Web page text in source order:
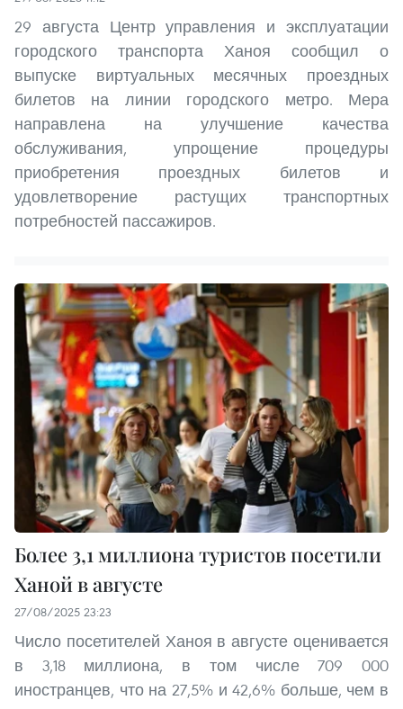
29 августа Центр управления и эксплуатации
городского транспорта Ханоя сообщил о
выпуске виртуальных месячных проездных
билетов на линии городского метро. Мера
направлена на улучшение качества
обслуживания, упрощение процедуры
приобретения проездных билетов и
удовлетворение растущих транспортных
потребностей пассажиров.
Более 3,1 миллиона туристов посетили
Ханой в августе
27/08/2025 23:23
Число посетителей Ханоя в августе оценивается
в 3,18 миллиона, в том числе 709 000
иностранцев, что на 27,5% и 42,6% больше, чем в